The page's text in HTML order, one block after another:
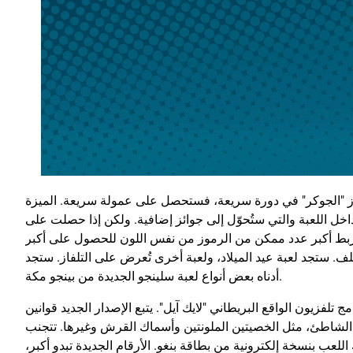
"الجوكر" في دورة سريعة، فستحصل على عمولة سريعة. الميزة
اللعبة والتي ستُحوّل إلى جوائز إضافية. ولكن إذا حصلت على
فستحتاج أيضًا إلى ربط أكبر عدد ممكن من الرموز من نفس اللون للحصول على أكبر
ستجد لعبة عيد الميلاد، ولعبة أخرى تُعرض على التلفاز. ستجد
أدناه بعض أنواع لعبة سلينجو الجديدة من بينجو مكة.
الواقع البريطاني "لايك آيل". يتبع الإصدار الجديد قوانين
مثل الخصيتين الملونتين وأسماك القرش وغيرها. تتجنب
بنسخة إلكترونية من بطاقة بنغو. الأرقام الجديدة تبدو أكبر،